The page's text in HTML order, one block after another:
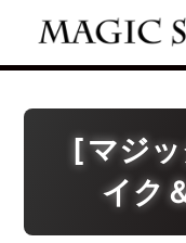
[マジ
イク